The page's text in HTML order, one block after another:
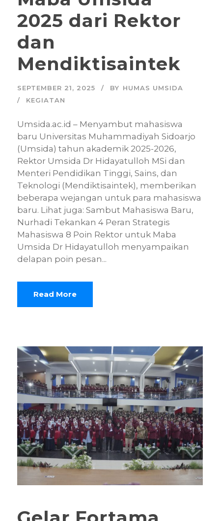
2025 dari Rektor
dan
Mendiktisaintek
SEPTEMBER 21, 2025 BY HUMAS UMSIDA
KEGIATAN
Umsida.ac.id – Menyambut mahasiswa
baru Universitas Muhammadiyah Sidoarjo
(Umsida) tahun akademik 2025-2026,
Rektor Umsida Dr Hidayatulloh MSi dan
Menteri Pendidikan Tinggi, Sains, dan
Teknologi (Mendiktisaintek), memberikan
beberapa wejangan untuk para mahasiswa
baru. Lihat juga: Sambut Mahasiswa Baru,
Nurhadi Tekankan 4 Peran Strategis
Mahasiswa 8 Poin Rektor untuk Maba
Umsida Dr Hidayatulloh menyampaikan
delapan poin pesan...
Read More